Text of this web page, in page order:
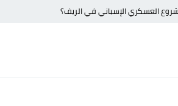
العسكري الإسباني في الريف؟